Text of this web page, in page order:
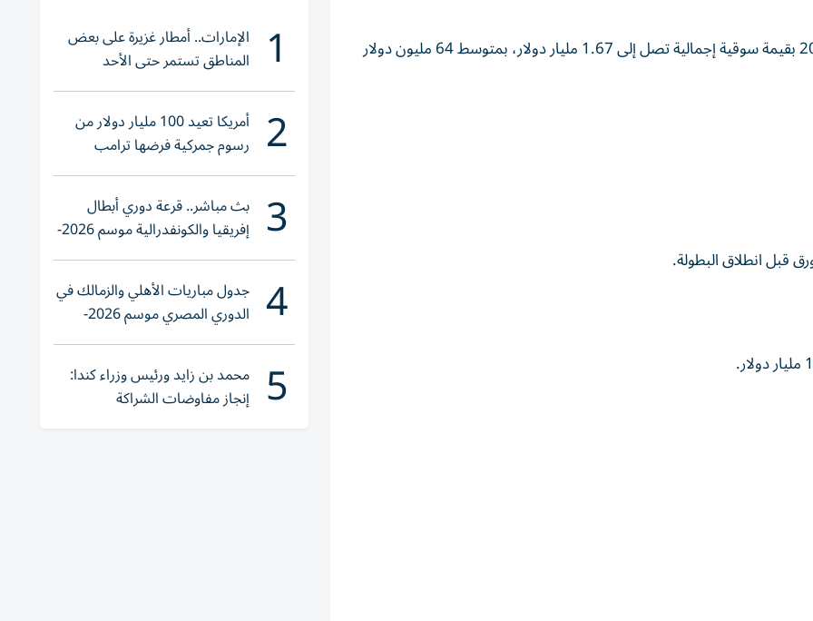
يتصدر منتخب فرنسا قائمة أغلى منتخبات كأس العالم 2026 بقيمة سوقية إجمالية تصل إلى 1.67 مليار دولار، بمتوسط 64 مليون دولار
قبل انطلاق البطولة.
1 الإمارات.. أمطار غزيرة على بعض
المناطق تستمر حتى الأحد
2 أمريكا تعيد 100 مليار دولار من
رسوم جمركية فرضها ترامب
3 بث مباشر.. قرعة دوري أبطال
إفريقيا والكونفدرالية موسم 2026-
2027
4 جدول مباريات الأهلي والزمالك في
الدوري المصري موسم 2026-
2027
5 محمد بن زايد ورئيس وزراء كندا:
إنجاز مفاوضات الشراكة